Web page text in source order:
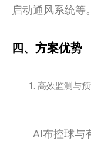
启动通风系统等。
四、方案优势
高效监测与
AI布控球与